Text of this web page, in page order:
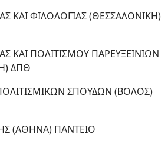
ΚΑΙ ΦΙΛΟΛΟΓΙΑΣ (ΘΕΣΣΑΛΟΝΙΚΗ)
ΚΑΙ ΠΟΛΙΤΙΣΜΟΥ ΠΑΡΕΥΞΕΙΝΙΩΝ
ΔΠΘ
ΣΠΟΥΔΩΝ (ΒΟΛΟΣ)
(ΑΘΗΝΑ) ΠΑΝΤΕΙΟ